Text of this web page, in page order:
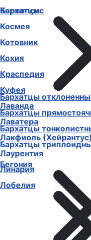
Бархатцы
Бархатцы
Бархатцы
Бархатцы
Бархатцы
Бегония
Кореопсис
Космея
Котовник
Кохия
Краспедия
Куфея
Лаванда
Лаватера
Лакфиоль (Хейрантус)
Лаурентия
Линария
Лобелия